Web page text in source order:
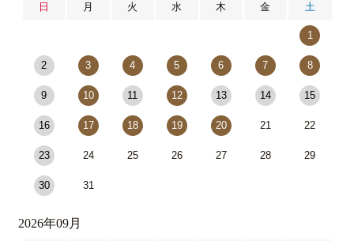
日 月 火 水 木 金 土
1
2 3 4 5 6 7 8
9 10 11 12 13 14 15
16 17 18 19 20 21 22
23 24 25 26 27 28 29
30 31
2026年09月